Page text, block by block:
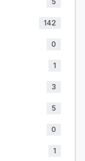
142
0
1
3
5
0
1